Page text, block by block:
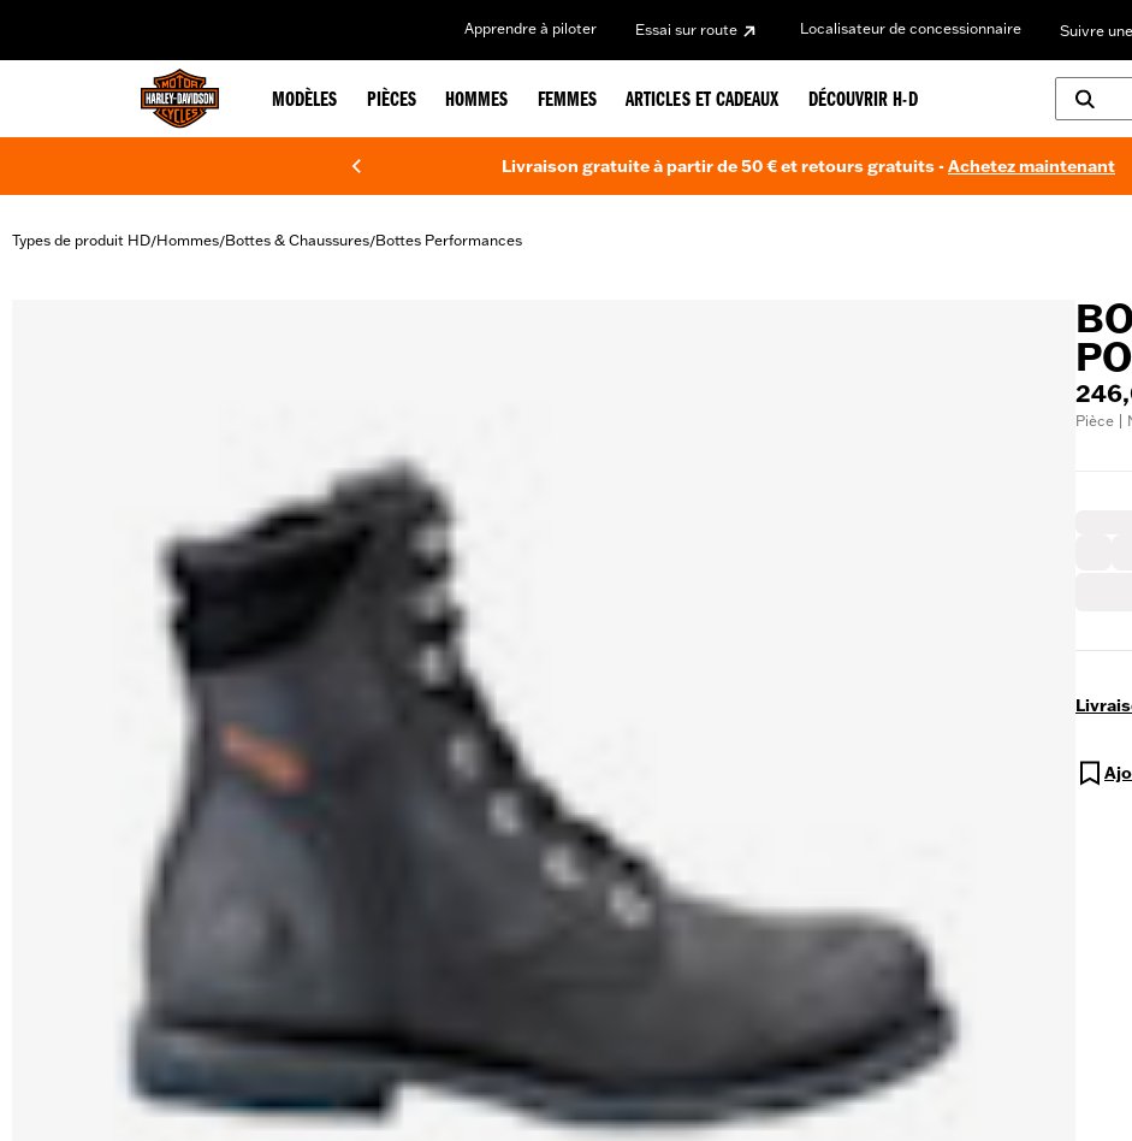
Apprendre à piloter Essai sur route Localisateur de concessionnaire Suivre
MODÈLES PIÈCES HOMMES FEMMES ARTICLES ET CADEAUX DÉCOUVRIR H-D
Livraison gratuite à partir de 50 € et retours gratuits -Achetez maintenant
Types de produit HD/Hommes/Bottes & Chaussures/Bottes Performances
Pièce |